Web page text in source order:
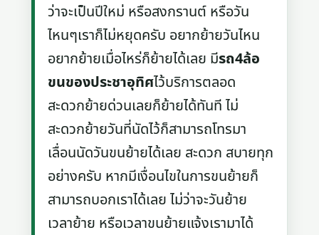
ว่าจะเป็นปีใหม่ หรือสงกรานต์ หรือวัน
ไหนๆเราก็ไม่หยุดครับ อยากย้ายวันไหน
อยากย้ายเมื่อไหร่ก็ย้ายได้เลย มีรถ4ล้อ
ขนของประชาอุทิศไว้บริการตลอด
สะดวกย้ายด่วนเลยก็ย้ายได้ทันที ไม่
สะดวกย้ายวันที่นัดไว้ก็สามารถโทรมา
เลื่อนนัดวันขนย้ายได้เลย สะดวก สบายทุก
อย่างครับ หากมีเงื่อนไขในการขนย้ายก็
สามารถบอกเราได้เลย ไม่ว่าจะวันย้าย
เวลาย้าย หรือเวลาขนย้ายแจ้งเรามาได้